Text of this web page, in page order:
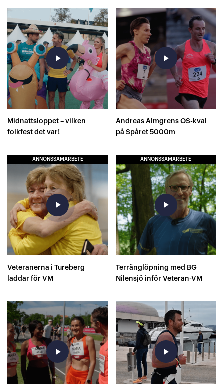
play_arrow
Midnattsloppet – vilken
folkfest det var!
play_arrow
Andreas Almgrens OS-kval
på Spåret 5000m
ANNONSSAMARBETE
play_arrow
Veteranerna i Tureberg
laddar för VM
ANNONSSAMARBETE
play_arrow
Terränglöpning med BG
Nilensjö inför Veteran-VM
play_arrow play_arrow